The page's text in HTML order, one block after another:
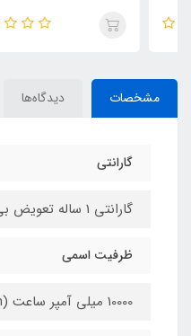
مشخصات دیدگاه‌ها
گارانتی
گارانتی 1 ساله تعویض بی قید و شرط پژواک
ظرفیت اسمی
10000 میلی آمپر ساعت (mAh)